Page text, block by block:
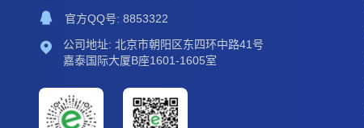
官方QQ号: 8853322
公司地址: 北京市朝阳区东四环中路41号
嘉泰国际大厦B座1601-1605室